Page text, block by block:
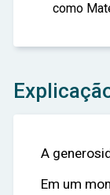
como
A
Em um